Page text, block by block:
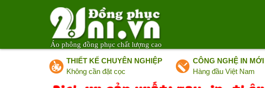
Áo phông đồng phục chất lượng cao
THIẾT KẾ CHUYÊN NGHIỆP
Không cần đặt cọc
CÔNG NGHỆ IN MỚI
Hàng đầu Việt Nam